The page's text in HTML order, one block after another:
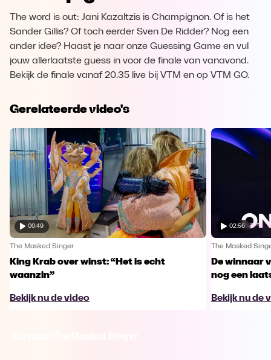
The word is out: Jani Kazaltzis is Champignon. Of is het
Sander Gillis? Of toch eerder Sven De Ridder? Nog een
ander idee? Haast je naar onze Guessing Game en vul
jouw allerlaatste guess in voor de finale van vanavond.
Bekijk de finale vanaf 20.35 live bij VTM en op VTM GO.
Gerelateerde video's
00:49
The Masked Singer
King Krab over winst: “Het is echt
waanzin”
Bekijk nu de video
02:56
The Masked
De winnaar
nog een
Bekijk nu de